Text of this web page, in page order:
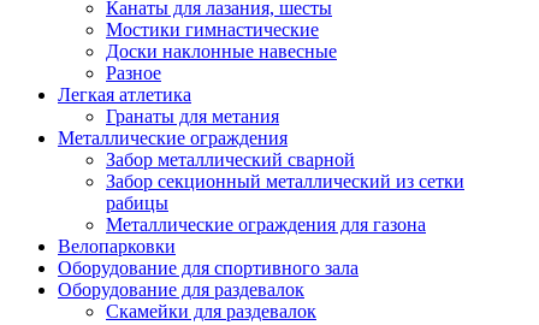
Канаты для лазания, шесты
Мостики гимнастические
Доски наклонные навесные
Разное
Легкая атлетика
Гранаты для метания
Металлические ограждения
Забор металлический сварной
Забор секционный металлический из сетки
рабицы
Металлические ограждения для газона
Велопарковки
Оборудование для спортивного зала
Оборудование для раздевалок
Скамейки для раздевалок